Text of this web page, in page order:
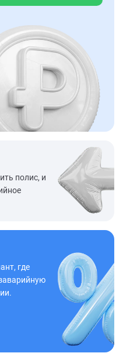
полис, и
где